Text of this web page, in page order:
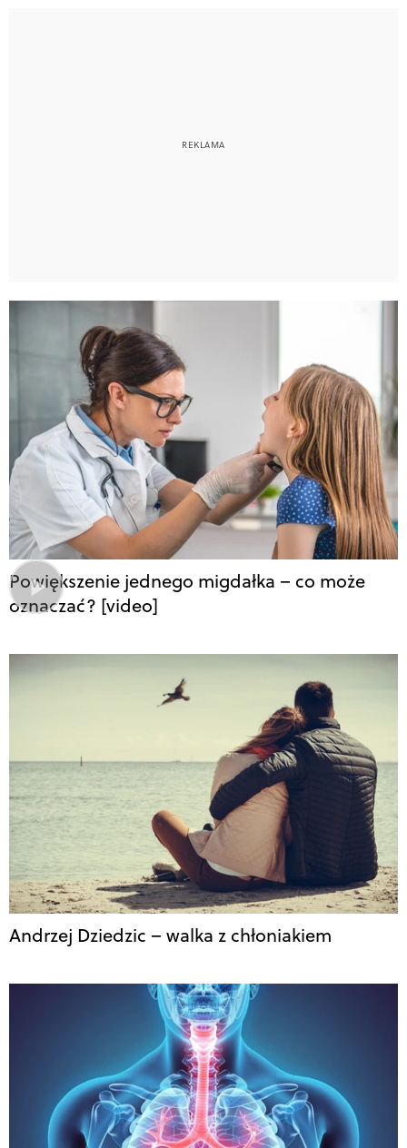
Powiększenie jednego migdałka – co może
oznaczać? [video]
Andrzej Dziedzic – walka z chłoniakiem